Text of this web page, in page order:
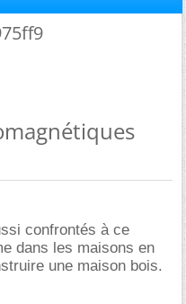
confrontés à ce
dans les maisons en
une maison bois.